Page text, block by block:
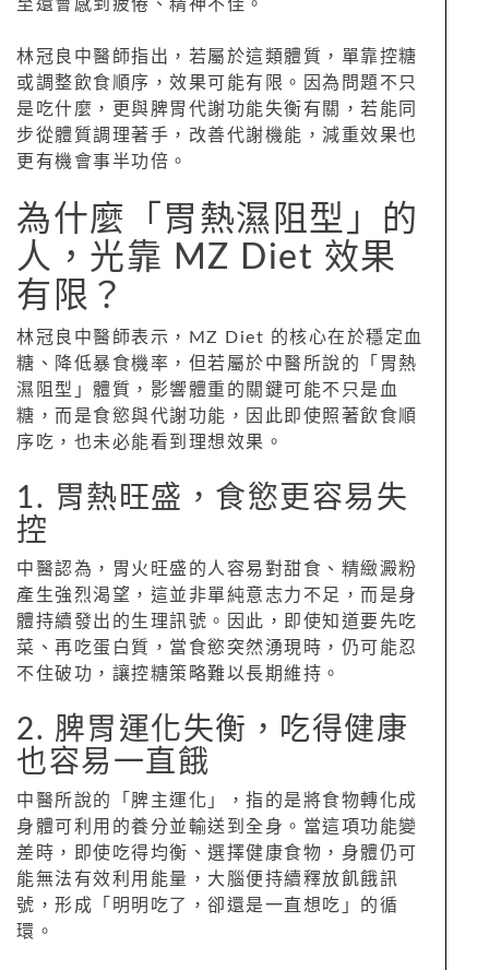
至還會感到疲倦、精神不佳。
林冠良中醫師指出，若屬於這類體質，單靠控糖
或調整飲食順序，效果可能有限。因為問題不只
是吃什麼，更與脾胃代謝功能失衡有關，若能同
步從體質調理著手，改善代謝機能，減重效果也
更有機會事半功倍。
為什麼「胃熱濕阻型」的
人，光靠 MZ Diet 效果
有限？
林冠良中醫師表示，MZ Diet 的核心在於穩定血
糖、降低暴食機率，但若屬於中醫所說的「胃熱
濕阻型」體質，影響體重的關鍵可能不只是血
糖，而是食慾與代謝功能，因此即使照著飲食順
序吃，也未必能看到理想效果。
1. 胃熱旺盛，食慾更容易失
控
中醫認為，胃火旺盛的人容易對甜食、精緻澱粉
產生強烈渴望，這並非單純意志力不足，而是身
體持續發出的生理訊號。因此，即使知道要先吃
菜、再吃蛋白質，當食慾突然湧現時，仍可能忍
不住破功，讓控糖策略難以長期維持。
2. 脾胃運化失衡，吃得健康
也容易一直餓
中醫所說的「脾主運化」，指的是將食物轉化成
身體可利用的養分並輸送到全身。當這項功能變
差時，即使吃得均衡、選擇健康食物，身體仍可
能無法有效利用能量，大腦便持續釋放飢餓訊
號，形成「明明吃了，卻還是一直想吃」的循
環。